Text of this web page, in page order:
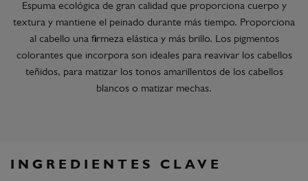
Espuma ecológica de gran calidad que proporciona cuerpo y
textura y mantiene el peinado durante más tiempo. Proporciona
al cabello una firmeza elástica y más brillo. Los pigmentos
colorantes que incorpora son ideales para reavivar los cabellos
teñidos, para matizar los tonos amarillentos de los cabellos
blancos o matizar mechas.
INGREDIENTES CLAVE